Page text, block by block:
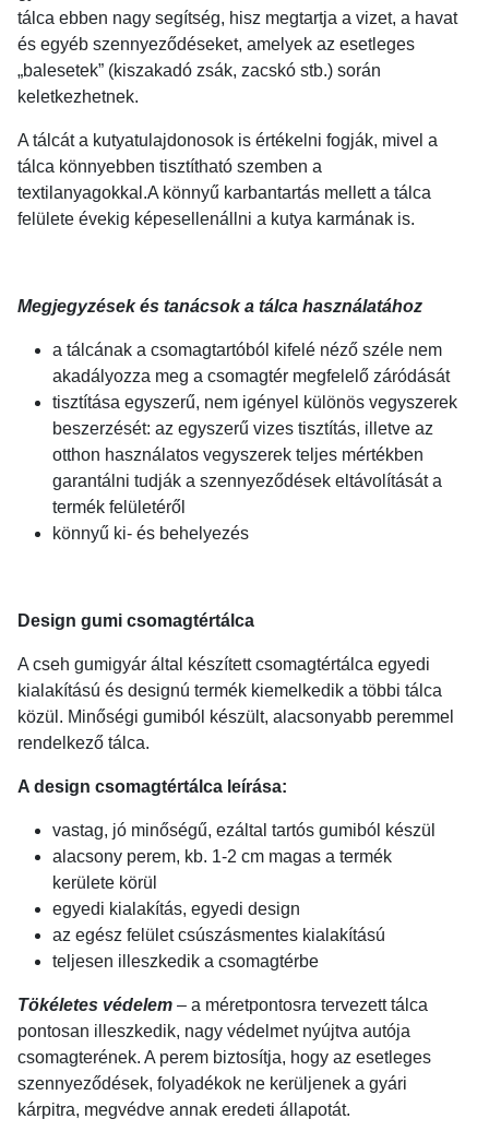
tálca ebben nagy segítség, hisz megtartja a vizet, a havat
és egyéb szennyeződéseket, amelyek az esetleges
„balesetek” (kiszakadó zsák, zacskó stb.) során
keletkezhetnek.
A tálcát a kutyatulajdonosok is értékelni fogják, mivel a
tálca könnyebben tisztítható szemben a
textilanyagokkal.A könnyű karbantartás mellett a tálca
felülete évekig képesellenállni a kutya karmának is.
Megjegyzések és tanácsok a tálca használatához
a tálcának a csomagtartóból kifelé néző széle nem
akadályozza meg a csomagtér megfelelő záródását
tisztítása egyszerű, nem igényel különös vegyszerek
beszerzését: az egyszerű vizes tisztítás, illetve az
otthon használatos vegyszerek teljes mértékben
garantálni tudják a szennyeződések eltávolítását a
termék felületéről
könnyű ki- és behelyezés
Design gumi csomagtértálca
A cseh gumigyár által készített csomagtértálca egyedi
kialakítású és designú termék kiemelkedik a többi tálca
közül. Minőségi gumiból készült, alacsonyabb peremmel
rendelkező tálca.
A design csomagtértálca leírása:
vastag, jó minőségű, ezáltal tartós gumiból készül
alacsony perem, kb. 1-2 cm magas a termék
kerülete körül
egyedi kialakítás, egyedi design
az egész felület csúszásmentes kialakítású
teljesen illeszkedik a csomagtérbe
Tökéletes védelem – a méretpontosra tervezett tálca
pontosan illeszkedik, nagy védelmet nyújtva autója
csomagterének. A perem biztosítja, hogy az esetleges
szennyeződések, folyadékok ne kerüljenek a gyári
kárpitra, megvédve annak eredeti állapotát.